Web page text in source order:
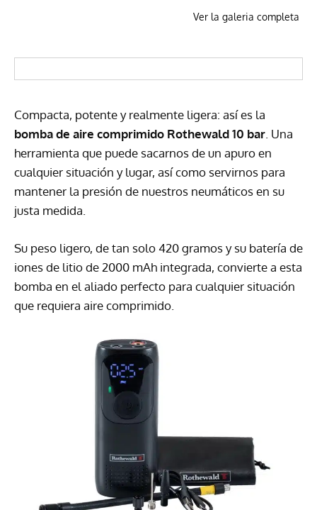
Ver la galeria completa
Compacta, potente y realmente ligera: así es la
bomba de aire comprimido Rothewald 10 bar . Una
herramienta que puede sacarnos de un apuro en
cualquier situación y lugar, así como servirnos para
mantener la presión de nuestros neumáticos en su
justa medida.
Su peso ligero, de tan solo 420 gramos y su batería de
iones de litio de 2000 mAh integrada, convierte a esta
bomba en el aliado perfecto para cualquier situación
que requiera aire comprimido.